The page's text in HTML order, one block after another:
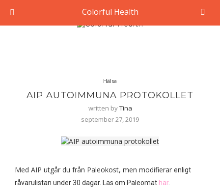
Hälsa
AIP AUTOIMMUNA PROTOKOLLET
written byTina
september 27, 2019
Med AIP utgår du från Paleokost, men modifierar enligt
råvarulistan under 30 dagar. Läs om Paleomat här.
Colorful Health